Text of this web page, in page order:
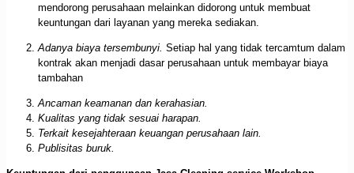
mendorong perusahaan melainkan didorong untuk membuat
keuntungan dari layanan yang mereka sediakan.
Adanya biaya tersembunyi. Setiap hal yang tidak tercamtum dalam
kontrak akan menjadi dasar perusahaan untuk membayar biaya
tambahan
Ancaman keamanan dan kerahasian.
Kualitas yang tidak sesuai harapan.
Terkait kesejahteraan keuangan perusahaan lain.
Publisitas buruk.